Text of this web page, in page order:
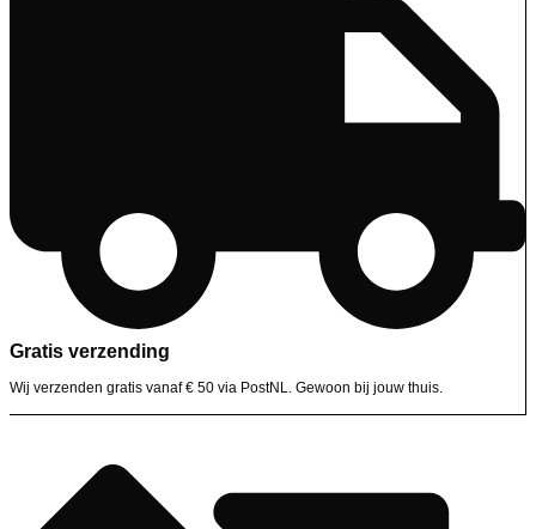
Gratis verzending
Wij verzenden gratis vanaf € 50 via PostNL. Gewoon bij jouw thuis.